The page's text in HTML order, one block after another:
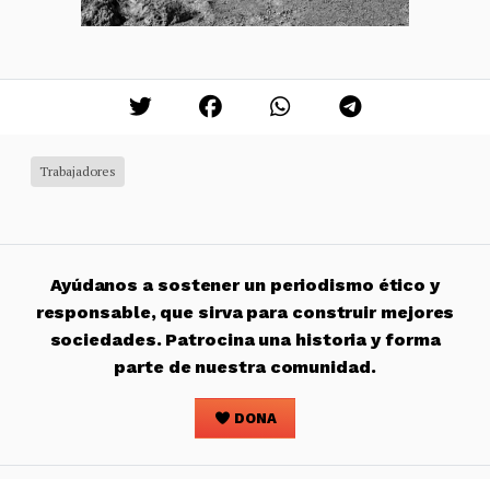
Trabajadores
Ayúdanos a sostener un periodismo ético y
responsable, que sirva para construir mejores
sociedades. Patrocina una historia y forma
parte de nuestra comunidad.
DONA